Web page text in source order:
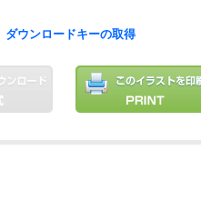
ダウンロードキーの取得